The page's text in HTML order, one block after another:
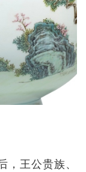
王公贵族、